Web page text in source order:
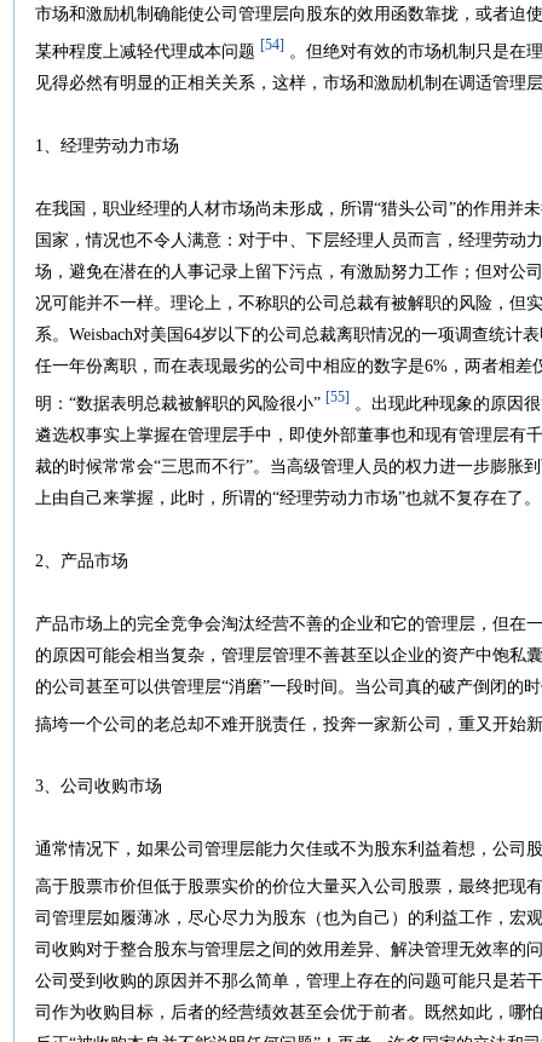
市场和激励机制确能使公司管理层向股东的效用函数靠拢，或者迫
某种程度上减轻代理成本问题 [54]
。但绝对有效的市场机制只是在
见得必然有明显的正相关关系，这样，市场和激励机制在调适管理
1、经理劳动力市场
在我国，职业经理的人材市场尚未形成，所谓“猎头公司”的作用并
国家，情况也不令人满意：对于中、下层经理人员而言，经理劳动
场，避免在潜在的人事记录上留下污点，有激励努力工作；但对公
况可能并不一样。理论上，不称职的公司总裁有被解职的风险，但
系。Weisbach对美国64岁以下的公司总裁离职情况的一项调查统计
任一年份离职，而在表现最劣的公司中相应的数字是6%，两者相差
明：“数据表明总裁被解职的风险很小” [55]
。出现此种现象的原因
遴选权事实上掌握在管理层手中，即使外部董事也和现有管理层有
裁的时候常常会“三思而不行”。当高级管理人员的权力进一步膨胀
上由自己来掌握，此时，所谓的“经理劳动力市场”也就不复存在了。
2、产品市场
产品市场上的完全竞争会淘汰经营不善的企业和它的管理层，但在
的原因可能会相当复杂，管理层管理不善甚至以企业的资产中饱私
的公司甚至可以供管理层“消磨”一段时间。当公司真的破产倒闭的
搞垮一个公司的老总却不难开脱责任，投奔一家新公司，重又开始
3、公司收购市场
通常情况下，如果公司管理层能力欠佳或不为股东利益着想，公司
高于股票市价但低于股票实价的价位大量买入公司股票，最终把现
司管理层如履薄冰，尽心尽力为股东（也为自己）的利益工作，宏
司收购对于整合股东与管理层之间的效用差异、解决管理无效率的
公司受到收购的原因并不那么简单，管理上存在的问题可能只是若
司作为收购目标，后者的经营绩效甚至会优于前者。既然如此，哪